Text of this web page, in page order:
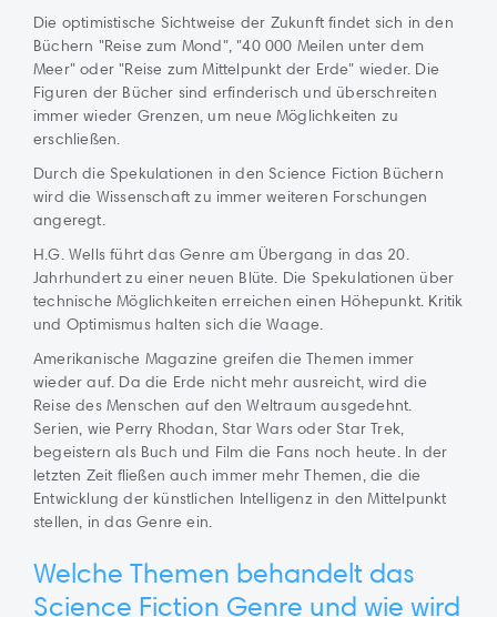
Die optimistische Sichtweise der Zukunft findet sich in den
Büchern "Reise zum Mond", "40 000 Meilen unter dem
Meer" oder "Reise zum Mittelpunkt der Erde" wieder. Die
Figuren der Bücher sind erfinderisch und überschreiten
immer wieder Grenzen, um neue Möglichkeiten zu
erschließen.
Durch die Spekulationen in den Science Fiction Büchern
wird die Wissenschaft zu immer weiteren Forschungen
angeregt.
H.G. Wells führt das Genre am Übergang in das 20.
Jahrhundert zu einer neuen Blüte. Die Spekulationen über
technische Möglichkeiten erreichen einen Höhepunkt. Kritik
und Optimismus halten sich die Waage.
Amerikanische Magazine greifen die Themen immer
wieder auf. Da die Erde nicht mehr ausreicht, wird die
Reise des Menschen auf den Weltraum ausgedehnt.
Serien, wie Perry Rhodan, Star Wars oder Star Trek,
begeistern als Buch und Film die Fans noch heute. In der
letzten Zeit fließen auch immer mehr Themen, die die
Entwicklung der künstlichen Intelligenz in den Mittelpunkt
stellen, in das Genre ein.
Welche Themen behandelt das
Science Fiction Genre und wie wird